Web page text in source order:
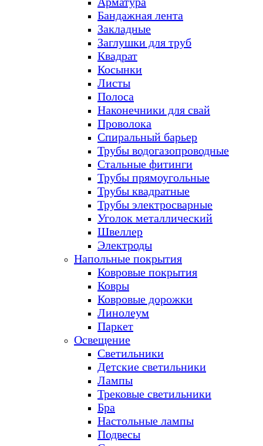
Бандажная лента
Закладные
Заглушки для труб
Квадрат
Косынки
Листы
Полоса
Наконечники для свай
Проволока
Спиральный барьер
Трубы водогазопроводные
Стальные фитинги
Трубы прямоугольные
Трубы квадратные
Трубы электросварные
Уголок металлический
Швеллер
Электроды
Напольные покрытия
Ковровые покрытия
Ковры
Ковровые дорожки
Линолеум
Паркет
Освещение
Светильники
Детские светильники
Лампы
Трековые светильники
Бра
Настольные лампы
Подвесы